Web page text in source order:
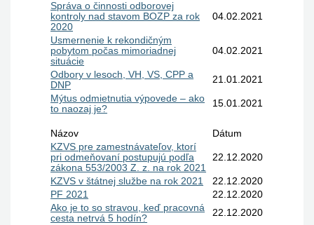
Správa o činnosti odborovej
kontroly nad stavom BOZP za rok
2020
04.02.2021
Usmernenie k rekondičným
pobytom počas mimoriadnej
situácie
04.02.2021
Odbory v lesoch, VH, VS, CPP a
DNP
21.01.2021
Mýtus odmietnutia výpovede – ako
to naozaj je?
15.01.2021
Názov
Dátum
KZVS pre zamestnávateľov, ktorí
pri odmeňovaní postupujú podľa
zákona 553/2003 Z. z. na rok 2021
22.12.2020
KZVS v štátnej službe na rok 2021
22.12.2020
PF 2021
22.12.2020
Ako je to so stravou, keď pracovná
cesta netrvá 5 hodín?
22.12.2020